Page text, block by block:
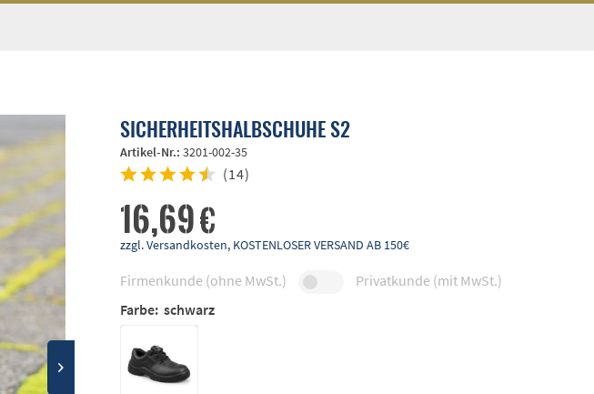
SICHERHEITSHALBSCHUHE S2
Artikel-Nr.:3201-002-35
(14)
16,69 €
zzgl. Versandkosten, KOSTENLOSER VERSAND AB 150€
Firmenkunde (ohne MwSt.)
Privatkunde (mit MwSt.)
Farbe: schwarz